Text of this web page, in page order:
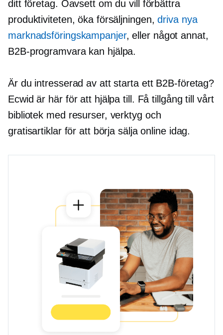
ditt företag. Oavsett om du vill förbättra
produktiviteten, öka försäljningen,driva nya
marknadsföringskampanjer, eller något annat,
B2B-programvara kan hjälpa.
Är du intresserad av att starta ett B2B-företag?
Ecwid är här för att hjälpa till. Få tillgång till vårt
bibliotek med resurser, verktyg och
gratisartiklar för att börja sälja online idag.